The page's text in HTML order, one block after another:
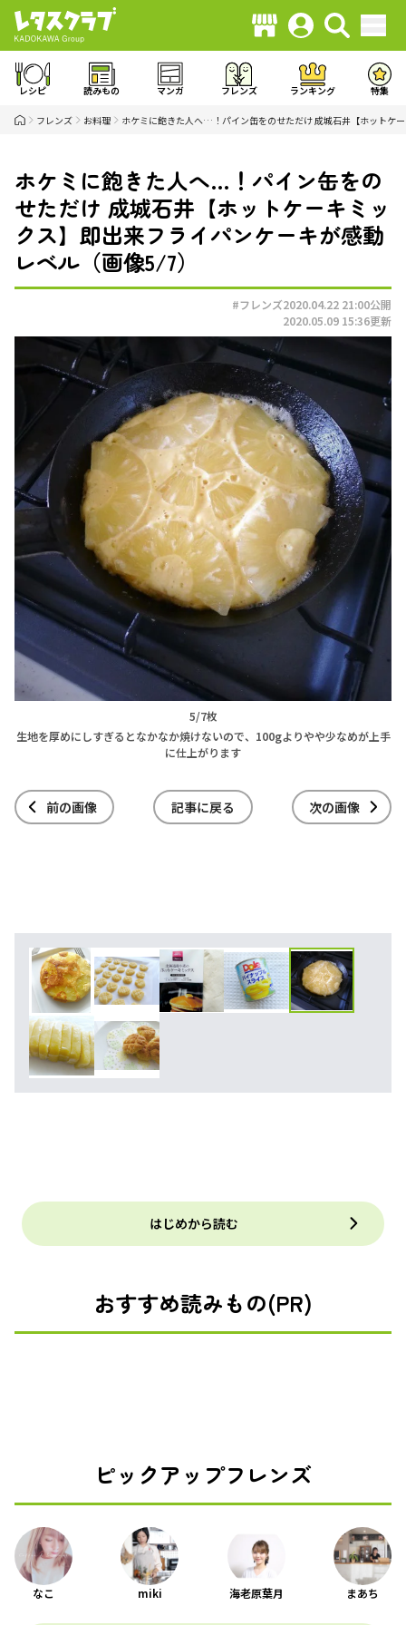
レシピ 読みもの マンガ フレンズ ランキング 特集
フレンズ お料理 ホケミに飽きた人へ…！パイン缶をのせただけ 成城石井【ホットケ
ホケミに飽きた人へ…！パイン缶をの
せただけ 成城石井【ホットケーキミッ
クス】即出来フライパンケーキが感動
レベル（画像5/7）
#フレンズ2020.04.22 21:00公開
2020.05.09 15:36更新
5/7枚
生地を厚めにしすぎるとなかなか焼けないので、100gよりやや少なめが上手
に仕上がります
前の画像 記事に戻る 次の画像
はじめから読む
おすすめ読みもの(PR)
ピックアップフレンズ
なこ miki 海老原葉月 まあち